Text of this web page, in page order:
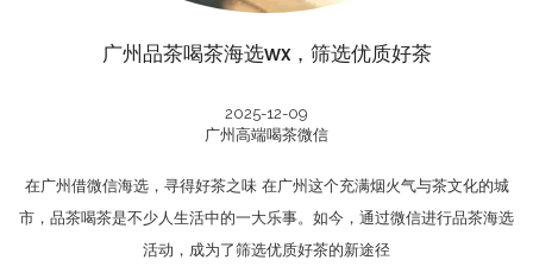
广州品茶喝茶海选wx，筛选优质好茶
2025-12-09
广州高端喝茶微信
在广州借微信海选，寻得好茶之味 在广州这个充满烟火气与茶文化的城
市，品茶喝茶是不少人生活中的一大乐事。如今，通过微信进行品茶海选
活动，成为了筛选优质好茶的新途径